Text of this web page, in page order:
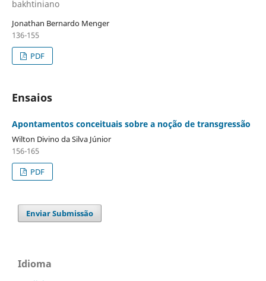
bakhtiniano
Jonathan Bernardo Menger
136-155
PDF
Ensaios
Apontamentos conceituais sobre a noção de transgressão
Wilton Divino da Silva Júnior
156-165
PDF
Enviar Submissão
Idioma